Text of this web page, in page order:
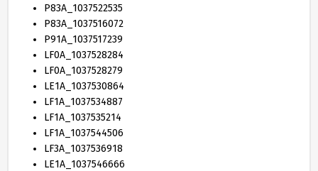
P83A_ 1037522535
P83A_ 1037516072
P91A_ 1037517239
LF0A_ 1037528284
LF0A_ 1037528279
LE1A_ 1037530864
LF1A_ 1037534887
LF1A_ 1037535214
LF1A_ 1037544506
LF3A_ 1037536918
LE1A_ 1037546666